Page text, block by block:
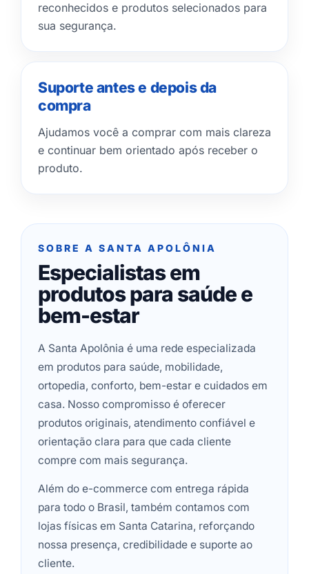
reconhecidos e produtos selecionados para
sua segurança.
Suporte antes e depois da
compra
Ajudamos você a comprar com mais clareza
e continuar bem orientado após receber o
produto.
SOBRE A SANTA APOLÔNIA
Especialistas em
produtos para saúde e
bem-estar
A Santa Apolônia é uma rede especializada
em produtos para saúde, mobilidade,
ortopedia, conforto, bem-estar e cuidados em
casa. Nosso compromisso é oferecer
produtos originais, atendimento confiável e
orientação clara para que cada cliente
compre com mais segurança.
Além do e-commerce com entrega rápida
para todo o Brasil, também contamos com
lojas físicas em Santa Catarina, reforçando
nossa presença, credibilidade e suporte ao
cliente.